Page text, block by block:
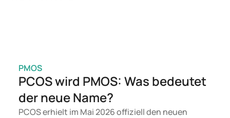
PMOS
PCOS wird PMOS: Was bedeutet
der neue Name?
PCOS erhielt im Mai 2026 offiziell den neuen